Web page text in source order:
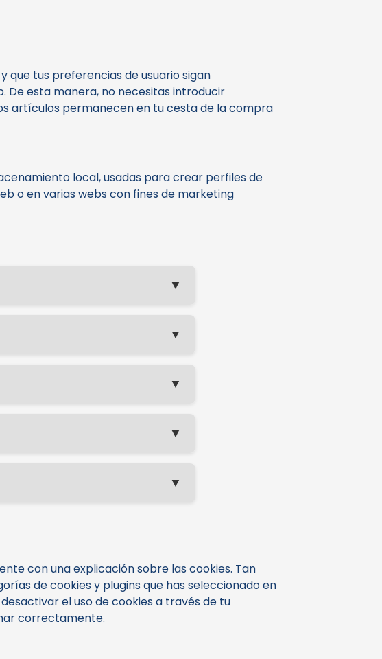
tus preferencias de usuario sigan
De esta manera, no necesitas introducir
artículos permanecen en tu cesta de la compra
local, usadas para crear perfiles de
o en varias webs con fines de marketing
▼
▼
▼
▼
▼
con una explicación sobre las cookies. Tan
de cookies y plugins que has seleccionado en
el uso de cookies a través de tu
correctamente.